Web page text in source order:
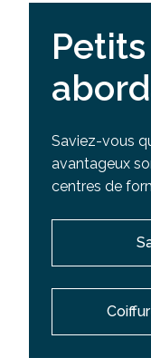
Saviez-vous
avantageux
centres de